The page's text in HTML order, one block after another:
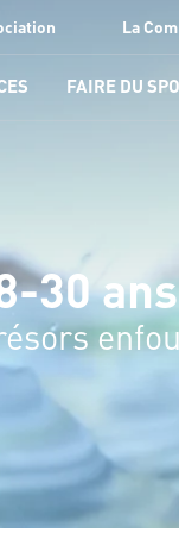
La
FAIRE DU
30